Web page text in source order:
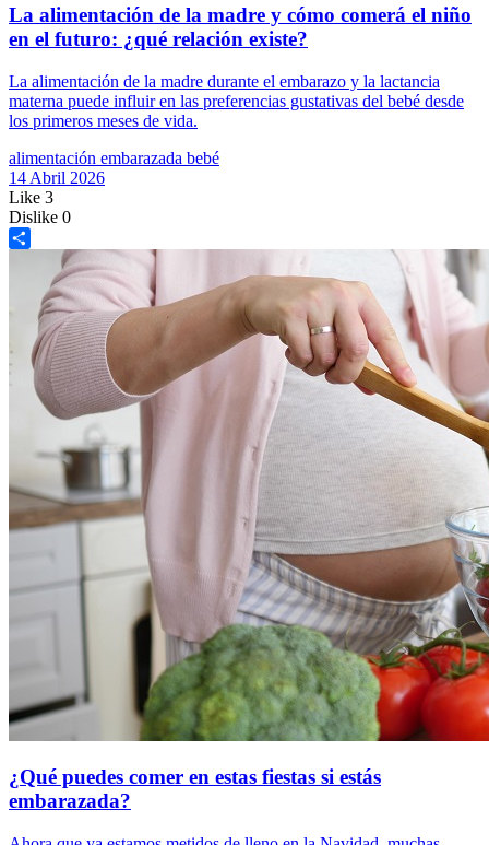
La alimentación de la madre y cómo comerá el niño
en el futuro: ¿qué relación existe?
La alimentación de la madre durante el embarazo y la lactancia
materna puede influir en las preferencias gustativas del bebé desde
los primeros meses de vida.
alimentación embarazada bebé
14 Abril 2026
Like 3
Dislike 0
¿Qué puedes comer en estas fiestas si estás
embarazada?